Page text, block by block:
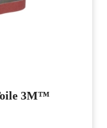
3M™